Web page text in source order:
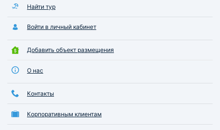
Найти тур
Войти в личный кабинет
Добавить объект размещения
О нас
Контакты
Корпоративным клиентам